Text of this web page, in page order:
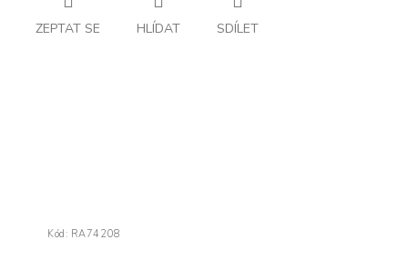
ZEPTAT SE HLÍDAT SDÍLET
Kód: RA74208